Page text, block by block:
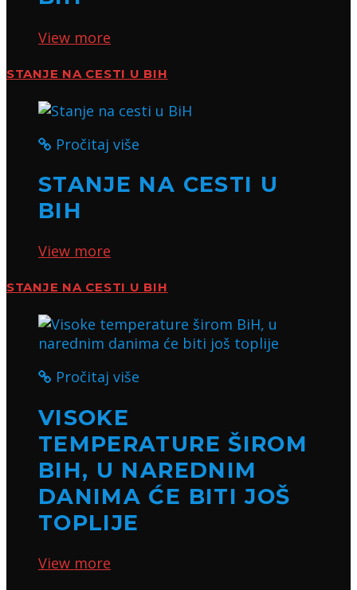
View more
STANJE NA CESTI U BIH
Pročitaj više
STANJE NA CESTI U
BIH
View more
STANJE NA CESTI U BIH
Pročitaj više
VISOKE
TEMPERATURE ŠIROM
BIH, U NAREDNIM
DANIMA ĆE BITI JOŠ
TOPLIJE
View more